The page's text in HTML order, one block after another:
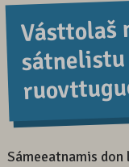
Vásttolaš
Sámeeatnamis